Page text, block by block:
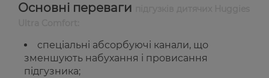
Основні переваги
спеціальні абсорбуючі канали, що
зменшують набухання і провисання
підгузника;